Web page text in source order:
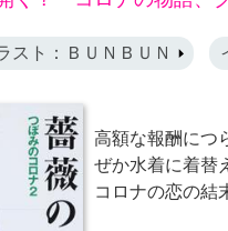
スト：ＢＵＮＢＵＮ
高額な報酬につ
ぜか水着に着替
コロナの恋の結